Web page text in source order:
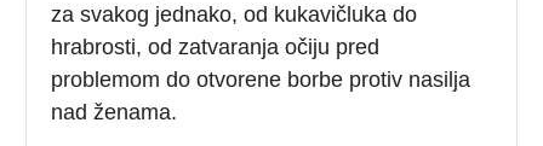
za svakog jednako, od kukavičluka do
hrabrosti, od zatvaranja očiju pred
problemom do otvorene borbe protiv nasilja
nad ženama.